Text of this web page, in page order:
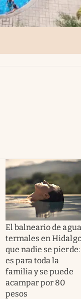
El balneario de
termales en
que nadie se pierde:
es para toda la
familia y se puede
acampar por 80
pesos